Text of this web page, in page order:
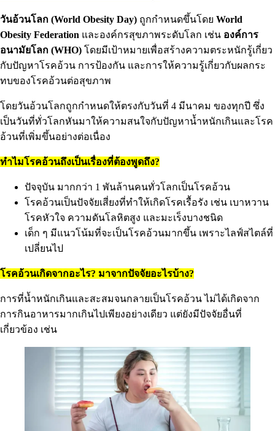
วันอ้วนโลก (World Obesity Day) ถูกกำหนดขึ้นโดย World
Obesity Federation และองค์กรสุขภาพระดับโลก เช่น องค์การ
อนามัยโลก (WHO) โดยมีเป้าหมายเพื่อสร้างความตระหนักรู้เกี่ยว
กับปัญหาโรคอ้วน การป้องกัน และการให้ความรู้เกี่ยวกับผลกระ
ทบของโรคอ้วนต่อสุขภาพ
โดยวันอ้วนโลกถูกกำหนดให้ตรงกับวันที่ 4 มีนาคม ของทุกปี ซึ่ง
เป็นวันที่ทั่วโลกหันมาให้ความสนใจกับปัญหาน้ำหนักเกินและโรค
อ้วนที่เพิ่มขึ้นอย่างต่อเนื่อง
ทำไมโรคอ้วนถึงเป็นเรื่องที่ต้องพูดถึง?
ปัจจุบัน มากกว่า 1 พันล้านคนทั่วโลกเป็นโรคอ้วน
โรคอ้วนเป็นปัจจัยเสี่ยงที่ทำให้เกิดโรคเรื้อรัง เช่น เบาหวาน
โรคหัวใจ ความดันโลหิตสูง และมะเร็งบางชนิด
เด็ก ๆ มีแนวโน้มที่จะเป็นโรคอ้วนมากขึ้น เพราะไลฟ์สไตล์ที่
เปลี่ยนไป
โรคอ้วนเกิดจากอะไร? มาจากปัจจัยอะไรบ้าง?
การที่น้ำหนักเกินและสะสมจนกลายเป็นโรคอ้วน ไม่ได้เกิดจาก
การกินอาหารมากเกินไปเพียงอย่างเดียว แต่ยังมีปัจจัยอื่นที่
เกี่ยวข้อง เช่น